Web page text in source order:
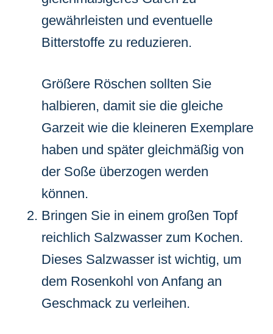
gewährleisten und eventuelle
Bitterstoffe zu reduzieren.
Größere Röschen sollten Sie
halbieren, damit sie die gleiche
Garzeit wie die kleineren Exemplare
haben und später gleichmäßig von
der Soße überzogen werden
können.
Bringen Sie in einem großen Topf
reichlich Salzwasser zum Kochen.
Dieses Salzwasser ist wichtig, um
dem Rosenkohl von Anfang an
Geschmack zu verleihen.